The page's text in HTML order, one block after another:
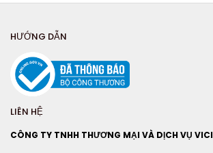
HƯỚNG DẪN
LIÊN HỆ
CÔNG TY TNHH THƯƠNG MẠI VÀ DỊCH VỤ VICI